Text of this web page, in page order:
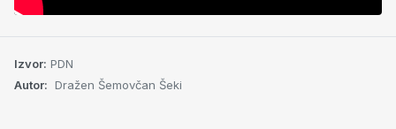
Izvor: PDN
Autor: Dražen Šemovčan Šeki